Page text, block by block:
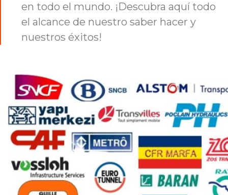
en todo el mundo. ¡Descubra aquí todo
el alcance de nuestro saber hacer y
nuestros éxitos!